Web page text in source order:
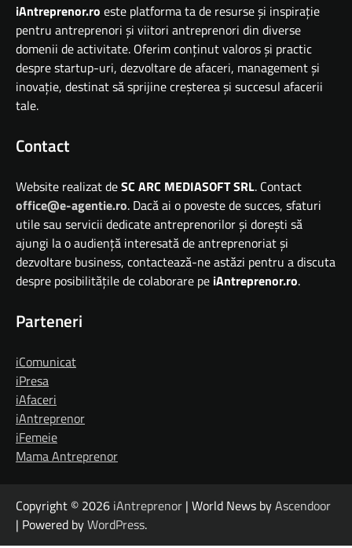
iAntreprenor.ro este platforma ta de resurse și inspirație
pentru antreprenori și viitori antreprenori din diverse
domenii de activitate. Oferim conținut valoros și practic
despre startup-uri, dezvoltare de afaceri, management și
inovație, destinat să sprijine creșterea și succesul afacerii
tale.
Contact
Website realizat deSC ARC MEDIASOFT SRL. Contact
office@e-agentie.ro. Dacă ai o poveste de succes, sfaturi
utile sau servicii dedicate antreprenorilor și dorești să
ajungi la o audiență interesată de antreprenoriat și
dezvoltare business, contactează-ne astăzi pentru a discuta
despre posibilitățile de colaborare pe iAntreprenor.ro.
Parteneri
iComunicat
iPresa
iAfaceri
iAntreprenor
iFemeie
Mama Antreprenor
Copyright © 2026 iAntreprenor | World News byAscendoor
| Powered byWordPress.